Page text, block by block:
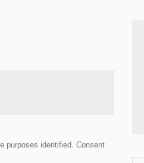
purposes identified. Consent